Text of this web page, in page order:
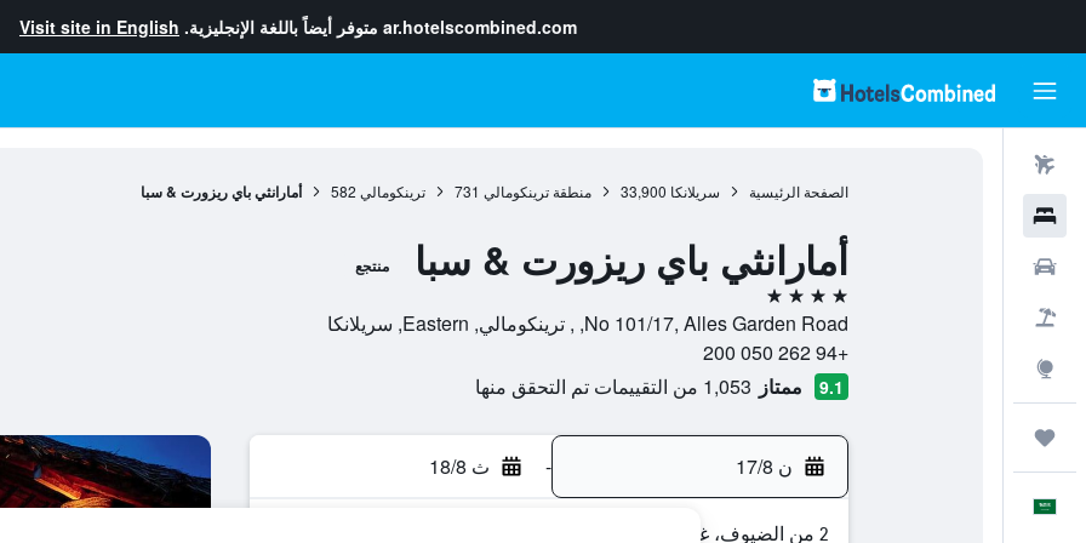
ar.hotelscombined.com متوفر أيضاً باللغة الإنجليزية. Visit site in English
الصفحة الرئيسية سريلانكا 33,900 منطقة ترينكومالي 731 ترينكومالي 582 أمارانثي باي ريزورت & سبا
أمارانثي باي ريزورت & سبا منتجع
4 نجوم
No 101/17, Alles Garden Road, , ترينكومالي, Eastern, سريلانكا
+94 262 050 200
9.1 ممتاز 1,053 من التقييمات تم التحقق منها
ن 17/8 - ث 18/8
2 من الضيوف، غرفة واحدة